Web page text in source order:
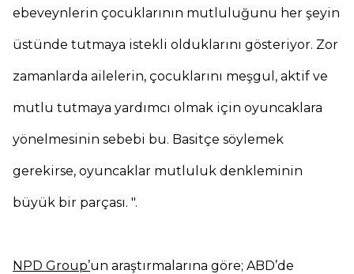
ebeveynlerin çocuklarının mutluluğunu her şeyin
üstünde tutmaya istekli olduklarını gösteriyor. Zor
zamanlarda ailelerin, çocuklarını meşgul, aktif ve
mutlu tutmaya yardımcı olmak için oyuncaklara
yönelmesinin sebebi bu. Basitçe söylemek
gerekirse, oyuncaklar mutluluk denkleminin
büyük bir parçası. ".
NPD Group’un araştırmalarına göre; ABD’de